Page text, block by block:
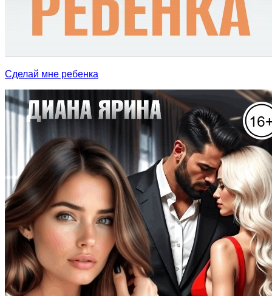
Сделай мне ребенка